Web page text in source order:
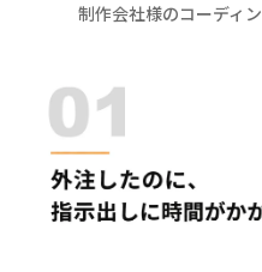
制作会社様のコーディ